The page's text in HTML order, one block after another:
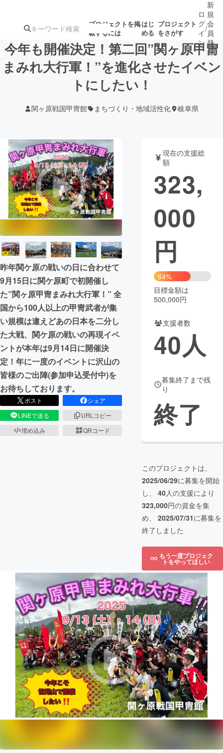
プロジェクトを掲
載するには
はじ
める
プロジェクト
をさがす
注目の新着プロ募集終了が近いプ
テクノロジー・ガジェット
映像・映画 書籍・雑誌
ビジネス・起業 チャレンジ
まちづくり・地域活性化
CAMPFIRE for Social Good
CAMPFIRE Creation
CAMPFIREふるさと納税
machi-ya コミュニティ
ロ
グ
イ
ン
/
新
規
会
員
登
録
今年も開催決定！第二回”関ヶ原甲冑
まみれ大行軍！”を進化させたイベン
トにしたい！
関ヶ原戦国甲冑館 まちづくり・地域活性化 岐阜県
昨年関ケ原の戦いの日に合わせて
9月15日に関ケ原町で初開催し
た”関ヶ原甲冑まみれ大行軍！” 全
国から100人以上の甲冑武者が集
い規模は違えどあの日本を二分し
た大戦、関ケ原の戦いの再現イベ
ントが本年は9月14日に開催決
定！年に一度のイベントに沢山の
皆様のご出陣(参加申込受付中)を
お待ちしております。
ポスト
シェア
LINEで送る
URLコピー
埋め込み
QRコード
現在の支援総
額
323,
000
円
64%
目標金額は
500,000円
支援者数
40人
募集終了まで残
り
終了
このプロジェクトは、
2025/06/29に募集を開始
し、 40人の支援により
323,000円の資金を集
め、 2025/07/31に募集を
終了しました
もう一度プロジェク
トをやってほしい